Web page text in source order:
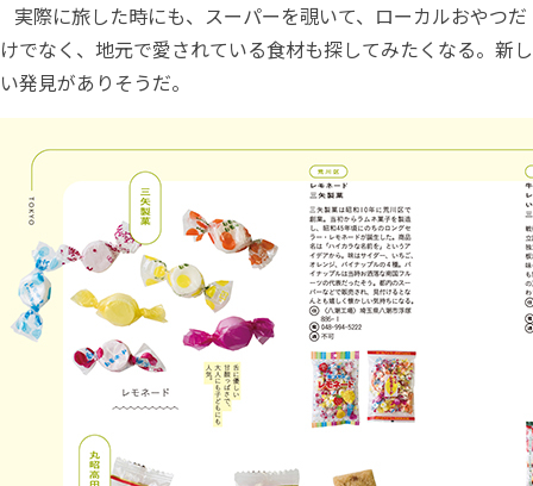
実際に旅した時にも、スーパーを覗いて、ローカルおやつだ
けでなく、地元で愛されている食材も探してみたくなる。新し
い発見がありそうだ。